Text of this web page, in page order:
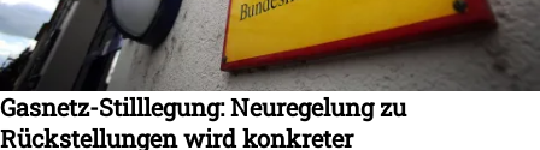
Gasnetz-Stilllegung: Neuregelung zu
Rückstellungen wird konkreter